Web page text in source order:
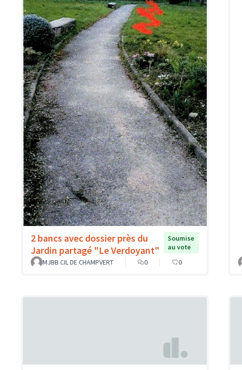
2 bancs avec dossier près du
Jardin partagé "Le Verdoyant"
Soumise
au vote
MJBB CIL DE CHAMPVERT
0 0